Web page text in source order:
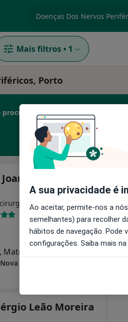
especialidade, doença ou
Mais filtros • 1
Porto
Silva Gomes
1 opinião
Leão Moreira
A sua privacidade é
Ao aceitar, permite-nos a
semelhantes) para recolher
hábitos de navegação. Pode
configurações. Saiba mais na